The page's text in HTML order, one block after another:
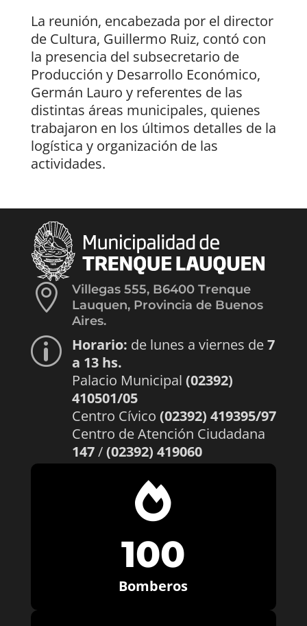
La reunión, encabezada por el director
de Cultura, Guillermo Ruiz, contó con
la presencia del subsecretario de
Producción y Desarrollo Económico,
Germán Lauro y referentes de las
distintas áreas municipales, quienes
trabajaron en los últimos detalles de la
logística y organización de las
actividades.

Villegas 555, B6400 Trenque
Lauquen, Provincia de Buenos
Aires.
p Horario: de lunes a viernes de7
a 13 hs.
Palacio Municipal (02392)
410501/05
Centro Cívico (02392) 419395/97
Centro de Atención Ciudadana
147/(02392) 419060

100
Bomberos